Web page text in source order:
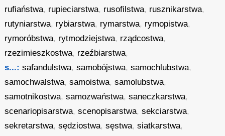
rufiaństwa, rupieciarstwa, rusofilstwa, rusznikarstwa,
rutyniarstwa, rybiarstwa, rymarstwa, rymopistwa,
rymoróbstwa, rytmodziejstwa, rządcostwa,
rzezimieszkostwa, rzeźbiarstwa,
s...: safandulstwa,samobójstwa,samochlubstwa,
samochwalstwa,samoistwa,samolubstwa,
samotnikostwa,samozwaństwa,saneczkarstwa,
scenariopisarstwa,scenopisarstwa,sekciarstwa,
sekretarstwa,sędziostwa,sęstwa,siatkarstwa,